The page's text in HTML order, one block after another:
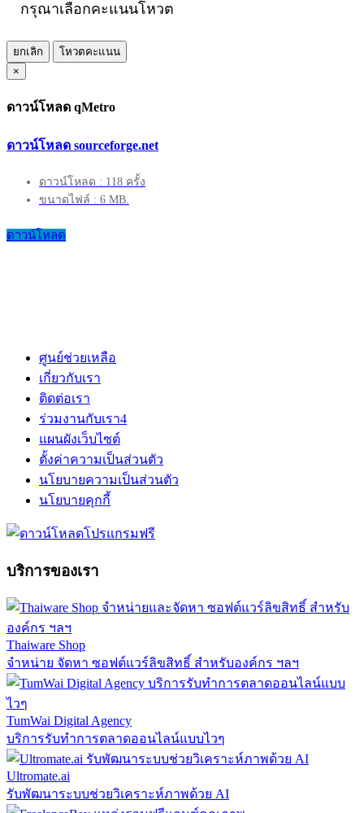
กรุณาเลือกคะแนนโหวต
ยกเลิก
โหวตคะแนน
×
ดาวน์โหลด qMetro
ดาวน์โหลด sourceforge.net
ดาวน์โหลด : 118 ครั้ง
ขนาดไฟล์ : 6 MB.
ดาวน์โหลด
ศูนย์ช่วยเหลือ
เกี่ยวกับเรา
ติดต่อเรา
ร่วมงานกับเรา4
แผนผังเว็บไซต์
ตั้งค่าความเป็นส่วนตัว
นโยบายความเป็นส่วนตัว
นโยบายคุกกี้
บริการของเรา
Thaiware Shop
จำหน่าย จัดหา ซอฟต์แวร์ลิขสิทธิ์ สำหรับองค์กร ฯลฯ
TumWai Digital Agency
บริการรับทำการตลาดออนไลน์แบบไวๆ
Ultromate.ai
รับพัฒนาระบบช่วยวิเคราะห์ภาพด้วย AI